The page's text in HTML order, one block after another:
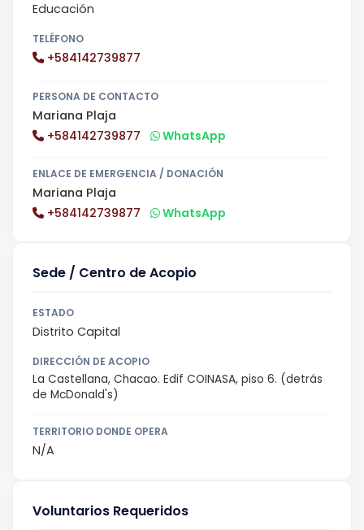
Educación
TELÉFONO
+584142739877
PERSONA DE CONTACTO
Mariana Plaja
+584142739877
WhatsApp
ENLACE DE EMERGENCIA / DONACIÓN
Mariana Plaja
+584142739877
WhatsApp
Sede / Centro de Acopio
ESTADO
Distrito Capital
DIRECCIÓN DE ACOPIO
La Castellana, Chacao. Edif COINASA, piso 6. (detrás
de McDonald's)
TERRITORIO DONDE OPERA
N/A
Voluntarios Requeridos